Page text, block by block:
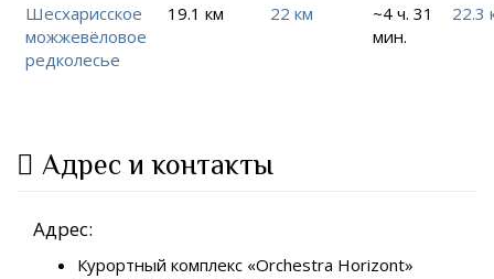
Шесхарисское
можжевёловое
редколесье
19.1 км 22 км
~4 ч. 31
мин.
22.3
Адрес и контакты
Адрес:
Курортный комплекс «Orchestra Horizont»